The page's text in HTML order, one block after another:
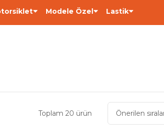
Modele Özel Lastik
Toplam 20 ürün